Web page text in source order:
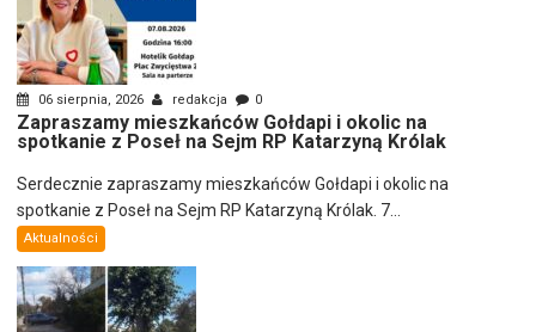
06 sierpnia, 2026 redakcja 0
Zapraszamy mieszkańców Gołdapi i okolic na
spotkanie z Poseł na Sejm RP Katarzyną Królak
Serdecznie zapraszamy mieszkańców Gołdapi i okolic na
spotkanie z Poseł na Sejm RP Katarzyną Królak. 7...
Aktualności